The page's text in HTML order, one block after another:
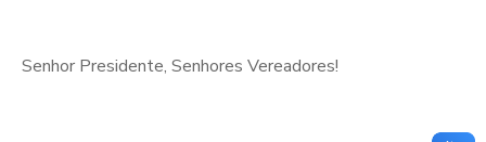
Senhor Presidente, Senhores Vereadores!